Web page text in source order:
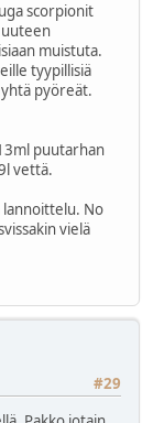
scorpionit
uuteen
muistuta.
tyypillisiä
pyöreät.
puutarhan
vettä.
lannoittelu. No
vielä
#29